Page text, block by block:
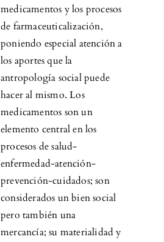
medicamentos y los procesos
de farmaceuticalización,
poniendo especial atención a
los aportes que la
antropología social puede
hacer al mismo. Los
medicamentos son un
elemento central en los
procesos de salud-
enfermedad-atención-
prevención-cuidados; son
considerados un bien social
pero también una
mercancía; su materialidad y